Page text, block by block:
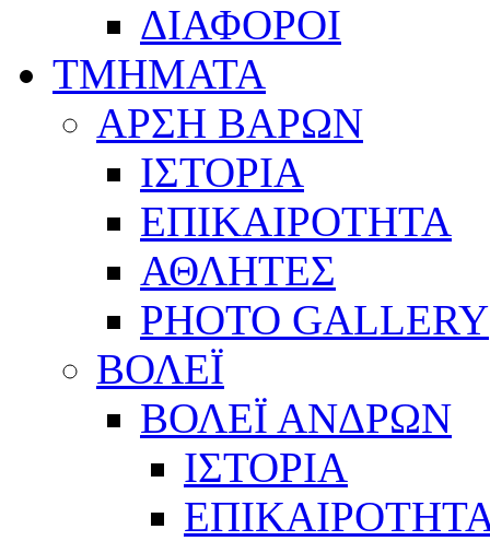
ΔΙΑΦΟΡΟΙ
ΤΜΗΜΑΤΑ
ΑΡΣΗ ΒΑΡΩΝ
ΙΣΤΟΡΙΑ
ΕΠΙΚΑΙΡΟΤΗΤΑ
ΑΘΛΗΤΕΣ
PHOTO GALLERY
ΒΟΛΕΪ
ΒΟΛΕΪ ΑΝΔΡΩΝ
ΙΣΤΟΡΙΑ